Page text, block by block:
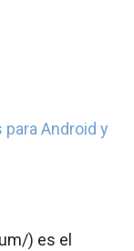
Android y
) es el